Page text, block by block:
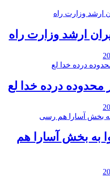
ارشد وزارت راه
درده خدا لع
به بخش آسارا هم